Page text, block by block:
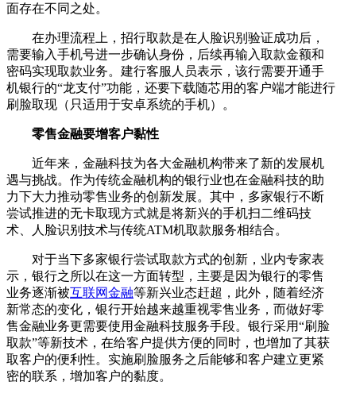
面存在不同之处。
在办理流程上，招行取款是在人脸识别验证成功后，
需要输入手机号进一步确认身份，后续再输入取款金额和
密码实现取款业务。建行客服人员表示，该行需要开通手
机银行的“龙支付”功能，还要下载随芯用的客户端才能进行
刷脸取现（只适用于安卓系统的手机）。
零售金融要增客户黏性
近年来，金融科技为各大金融机构带来了新的发展机
遇与挑战。作为传统金融机构的银行业也在金融科技的助
力下大力推动零售业务的创新发展。其中，多家银行不断
尝试推进的无卡取现方式就是将新兴的手机扫二维码技
术、人脸识别技术与传统ATM机取款服务相结合。
对于当下多家银行尝试取款方式的创新，业内专家表
示，银行之所以在这一方面转型，主要是因为银行的零售
业务逐渐被互联网金融等新兴业态赶超，此外，随着经济
新常态的变化，银行开始越来越重视零售业务，而做好零
售金融业务更需要使用金融科技服务手段。银行采用“刷脸
取款”等新技术，在给客户提供方便的同时，也增加了其获
取客户的便利性。实施刷脸服务之后能够和客户建立更紧
密的联系，增加客户的黏度。